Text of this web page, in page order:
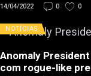
14/04/2022 0 0
NOTÍCIAS
Anomaly
com rogue-like